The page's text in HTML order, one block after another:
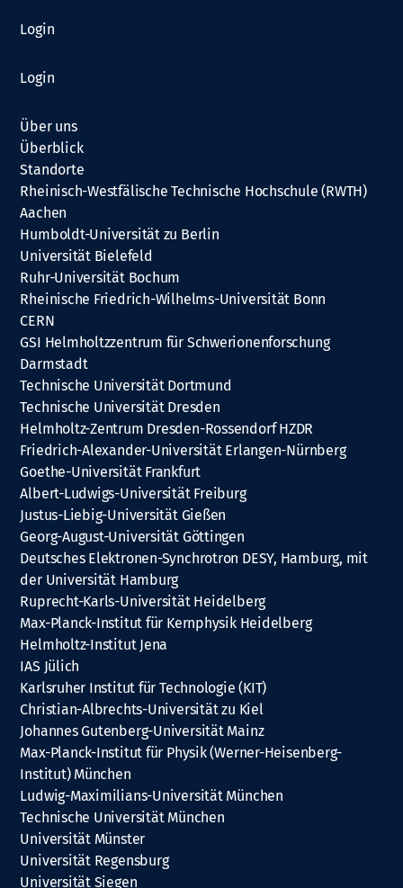
Login
Login
Über uns
Überblick
Standorte
Rheinisch-Westfälische Technische Hochschule (RWTH)
Aachen
Humboldt-Universität zu Berlin
Universität Bielefeld
Ruhr-Universität Bochum
Rheinische Friedrich-Wilhelms-Universität Bonn
CERN
GSI Helmholtzzentrum für Schwerionenforschung
Darmstadt
Technische Universität Dortmund
Technische Universität Dresden
Helmholtz-Zentrum Dresden-Rossendorf HZDR
Friedrich-Alexander-Universität Erlangen-Nürnberg
Goethe-Universität Frankfurt
Albert-Ludwigs-Universität Freiburg
Justus-Liebig-Universität Gießen
Georg-August-Universität Göttingen
Deutsches Elektronen-Synchrotron DESY, Hamburg, mit
der Universität Hamburg
Ruprecht-Karls-Universität Heidelberg
Max-Planck-Institut für Kernphysik Heidelberg
Helmholtz-Institut Jena
IAS Jülich
Karlsruher Institut für Technologie (KIT)
Christian-Albrechts-Universität zu Kiel
Johannes Gutenberg-Universität Mainz
Max-Planck-Institut für Physik (Werner-Heisenberg-
Institut) München
Ludwig-Maximilians-Universität München
Technische Universität München
Universität Münster
Universität Regensburg
Universität Siegen